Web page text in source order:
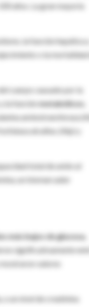
años. La gran mayoría
la función hepática
o la mortalidad
cuerpo causado por la
la funciónmetabólicos
aminotransferasa
alcalina. (Alp) y
total de unión al
un biomarcador
más bajos de glucosa,
significativamente
valores
o un nivel de creatinina